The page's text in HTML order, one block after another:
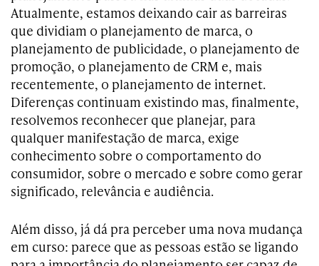
Atualmente, estamos deixando cair as barreiras
que dividiam o planejamento de marca, o
planejamento de publicidade, o planejamento de
promoção, o planejamento de CRM e, mais
recentemente, o planejamento de internet.
Diferenças continuam existindo mas, finalmente,
resolvemos reconhecer que planejar, para
qualquer manifestação de marca, exige
conhecimento sobre o comportamento do
consumidor, sobre o mercado e sobre como gerar
significado, relevância e audiência.
Além disso, já dá pra perceber uma nova mudança
em curso: parece que as pessoas estão se ligando